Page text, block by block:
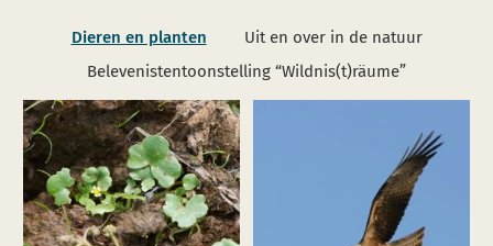
Dieren en planten
Uit en over in de natuur
Belevenistentoonstelling “Wildnis(t)räume”